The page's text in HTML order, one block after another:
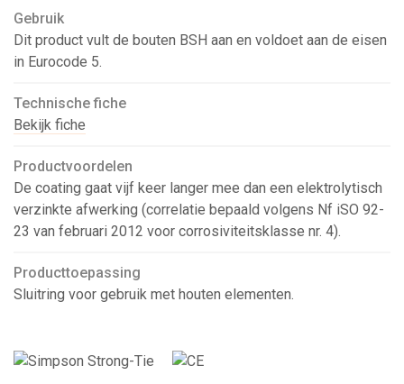
Gebruik
Dit product vult de bouten BSH aan en voldoet aan de eisen
in Eurocode 5.
Technische fiche
Bekijk fiche
Productvoordelen
De coating gaat vijf keer langer mee dan een elektrolytisch
verzinkte afwerking (correlatie bepaald volgens Nf iSO 92-
23 van februari 2012 voor corrosiviteitsklasse nr. 4).
Producttoepassing
Sluitring voor gebruik met houten elementen.